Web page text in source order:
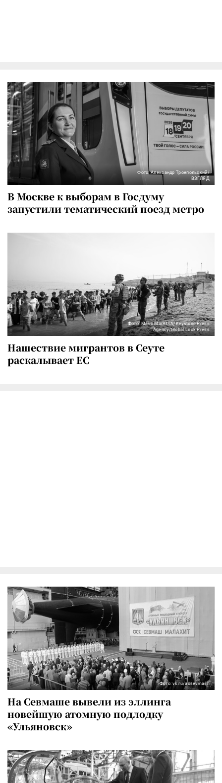
Фото: Александр Троепольский/
ВЗГЛЯД
В Москве к выборам в Госдуму
запустили тематический поезд метро
Фото: Mario MorAfAN/Keystone Press
Agency/Global Look Press
Нашествие мигрантов в Сеуте
раскалывает ЕС
Фото: vk.ru/aosevmash
На Севмаше вывели из эллинга
новейшую атомную подлодку
«Ульяновск»